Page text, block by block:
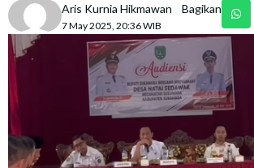
Aris Kurnia Hikmawan
7 May 2025, 20:36 WIB
Bagikan